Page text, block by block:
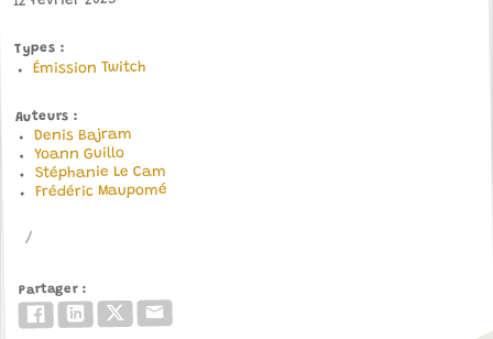
Types
Émission Twitch
Auteurs
Denis Bajram
Yoann Guillo
Stéphanie Le Cam
Frédéric Maupomé
Partager
FacebookLinkedInTwitter/X